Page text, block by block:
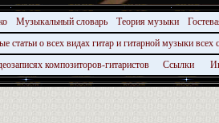
Музыкальный словарь Теория музыки
статьи о всех видах гитар и гитарной музыки всех
композиторов-гитаристов Ссылки